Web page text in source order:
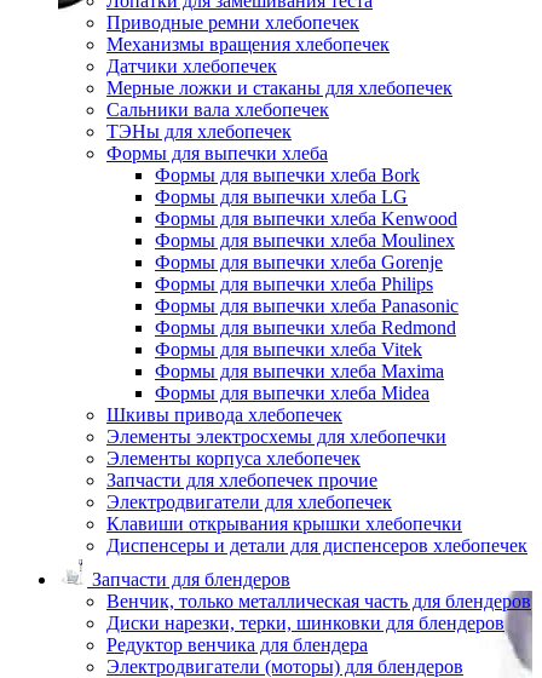
Приводные ремни хлебопечек
Механизмы вращения хлебопечек
Датчики хлебопечек
Мерные ложки и стаканы для хлебопечек
Сальники вала хлебопечек
ТЭНы для хлебопечек
Формы для выпечки хлеба
Формы для выпечки хлеба Bork
Формы для выпечки хлеба LG
Формы для выпечки хлеба Kenwood
Формы для выпечки хлеба Moulinex
Формы для выпечки хлеба Gorenje
Формы для выпечки хлеба Philips
Формы для выпечки хлеба Panasonic
Формы для выпечки хлеба Redmond
Формы для выпечки хлеба Vitek
Формы для выпечки хлеба Maxima
Формы для выпечки хлеба Midea
Шкивы привода хлебопечек
Элементы электросхемы для хлебопечки
Элементы корпуса хлебопечек
Запчасти для хлебопечек прочие
Электродвигатели для хлебопечек
Клавиши открывания крышки хлебопечки
Диспенсеры и детали для диспенсеров хлебопечек
Запчасти для блендеров
Венчик, только металлическая часть для блендеров
Диски нарезки, терки, шинковки для блендеров
Редуктор венчика для блендера
Электродвигатели (моторы) для блендеров